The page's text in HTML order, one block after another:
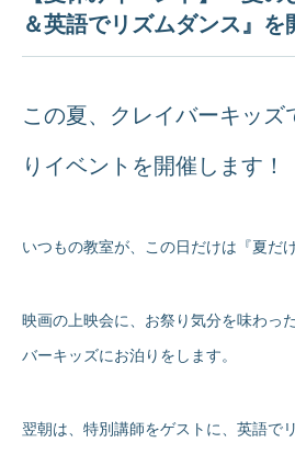
＆英語でリズムダンス』を
この夏、クレイバーキッズ
りイベントを開催します！
いつもの教室が、この日だけは『夏だ
映画の上映会に、お祭り気分を味わっ
バーキッズにお泊りをします。
翌朝は、特別講師をゲストに、英語で